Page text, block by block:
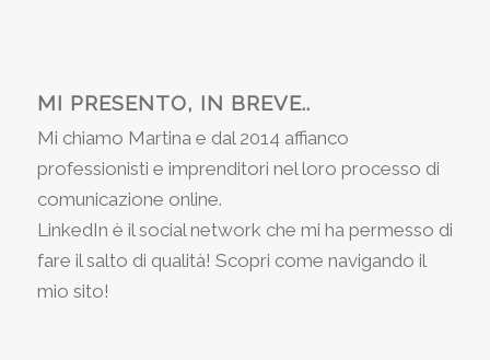
MI PRESENTO, IN BREVE..
Mi chiamo Martina e dal 2014 affianco
professionisti e imprenditori nel loro processo di
comunicazione online.
LinkedIn è il social network che mi ha permesso di
fare il salto di qualità! Scopri come navigando il
mio sito!